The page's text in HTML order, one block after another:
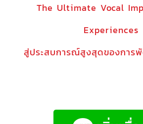
The Ultimate Vocal
Experiences
สู่ประสบการณ์สูงสุดของกา